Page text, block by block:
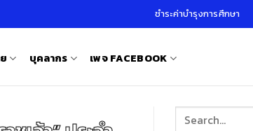
ชำระค่าบำรุงการศึกษา
บุคลากร เพจ FACEBOOK